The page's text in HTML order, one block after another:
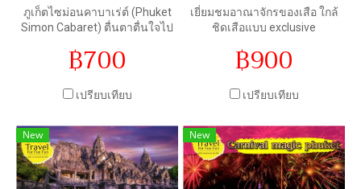
ภูเก็ตไซม่อนคาบาเร่ต์ (Phuket
Simon Cabaret) ตื่นตาตื่นใจไป
เครื่องแต่งกายสุดอลังการของ
นักแสดง และการแสดงที่ยิ่งใหญ่
ทั่วทั้งโลกมาจัดแสดงบนเวทีที่มี
การแสดงของ กะเทย (สาว
ประเภทสอง)
฿700
เปรียบเทียบ
เยี่ยมชมอาณาจักรของเสือ ใกล้
ชิดเสือแบบ exclusive
฿900
เปรียบเทียบ
New New